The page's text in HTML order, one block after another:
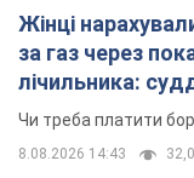
Жінці
за газ через
лічильника:
неочікуване
Чи треба платити
8.08.2026 14:43